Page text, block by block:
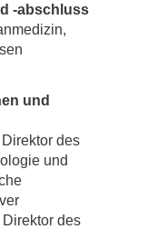
-abschluss
und
des
und
des